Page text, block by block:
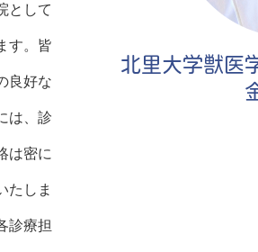
として
す。皆
良好な
は、診
は密に
たしま
診療担
北里大学獣医